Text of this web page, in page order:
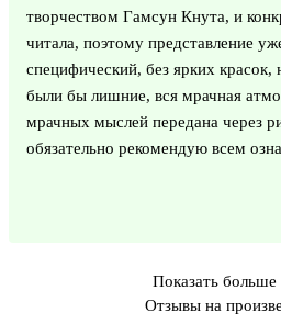
творчеством Гамсун Кнута, и
читала, поэтому представление
специфический, без ярких красок,
были бы лишние, вся мрачная
мрачных мыслей передана через
обязательно рекомендую всем
Показать больше
Отзывы на